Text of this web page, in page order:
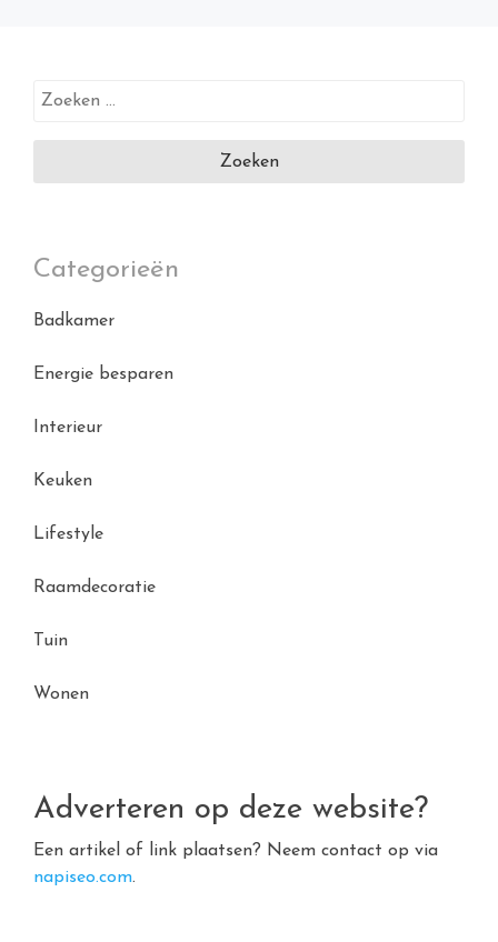
Zoeken
Categorieën
Badkamer
Energie besparen
Interieur
Keuken
Lifestyle
Raamdecoratie
Tuin
Wonen
Adverteren op deze website?
Een artikel of link plaatsen? Neem contact op via
napiseo.com.